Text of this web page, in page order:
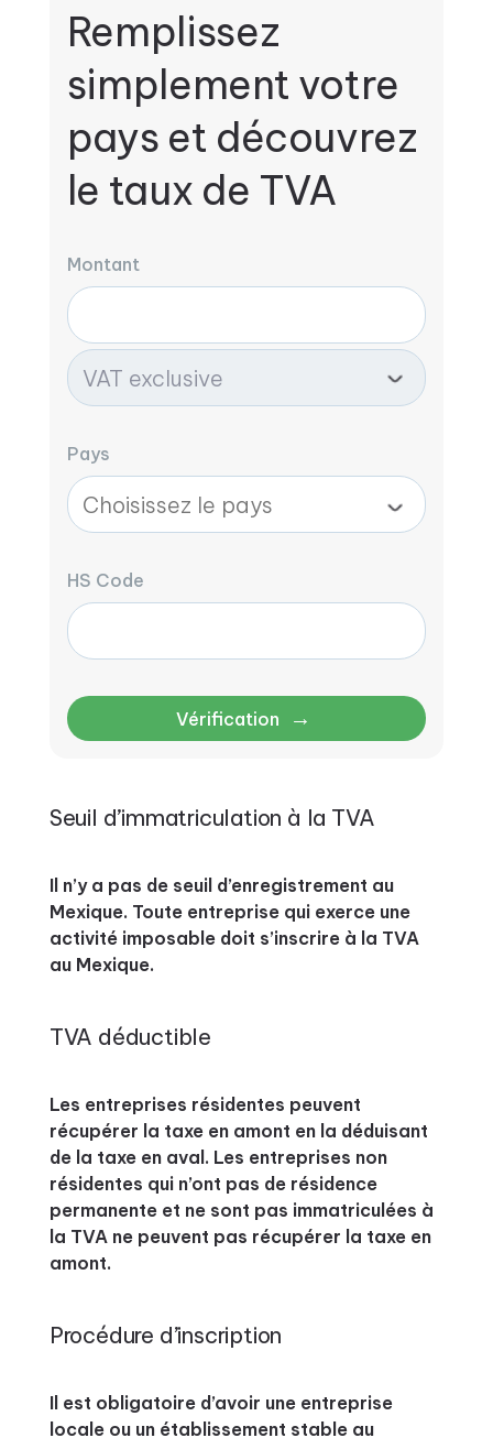
Remplissez
simplement votre
pays et découvrez
le taux de TVA
Montant
Pays
HS Code
Vérification →
Seuil d’immatriculation à la TVA
Il n’y a pas de seuil d’enregistrement au
Mexique. Toute entreprise qui exerce une
activité imposable doit s’inscrire à la TVA
au Mexique.
TVA déductible
Les entreprises résidentes peuvent
récupérer la taxe en amont en la déduisant
de la taxe en aval. Les entreprises non
résidentes qui n’ont pas de résidence
permanente et ne sont pas immatriculées à
la TVA ne peuvent pas récupérer la taxe en
amont.
Procédure d’inscription
Il est obligatoire d’avoir une entreprise
locale ou un établissement stable au